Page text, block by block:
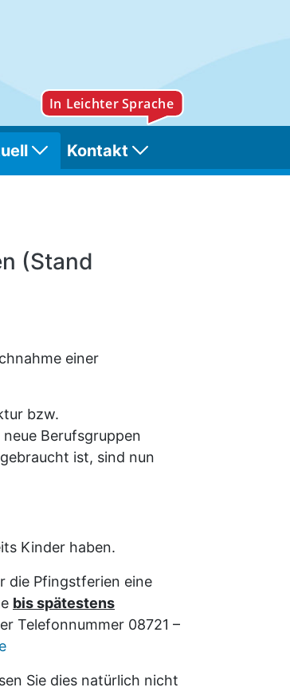
Kontakt
(Stand
einer
bzw.
Berufsgruppen
ist, sind nun
Kinder haben.
die Pfingstferien eine
bis spätestens
Telefonnummer 08721 –
Sie dies natürlich nicht